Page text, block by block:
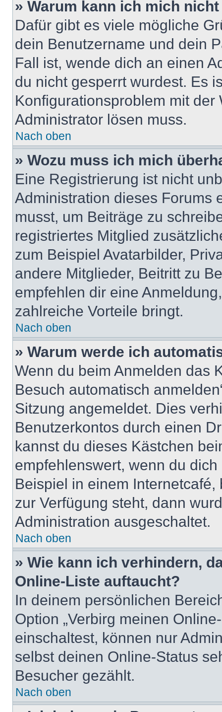
» Warum kann ich mich
Dafür gibt es viele mögliche
dein Benutzername und dein
Fall ist, wende dich an einen
du nicht gesperrt wurdest. Es
Konfigurationsproblem mit
Administrator lösen muss.
Nach oben
» Wozu muss ich mich
Eine Registrierung ist nicht
Administration dieses Forums
musst, um Beiträge zu
registriertes Mitglied
zum Beispiel Avatarbilder,
andere Mitglieder, Beitritt zu
empfehlen dir eine
zahlreiche Vorteile bringt.
Nach oben
» Warum werde ich
Wenn du beim Anmelden das
Besuch automatisch
Sitzung angemeldet. Dies
Benutzerkontos durch einen
kannst du dieses Kästchen
empfehlenswert, wenn du
Beispiel in einem
zur Verfügung steht, dann
Administration ausgeschaltet.
Nach oben
» Wie kann ich verhindern,
Online-Liste auftaucht?
In deinem persönlichen
Option „Verbirg meinen
einschaltest, können nur
selbst deinen Online-Status
Besucher gezählt.
Nach oben